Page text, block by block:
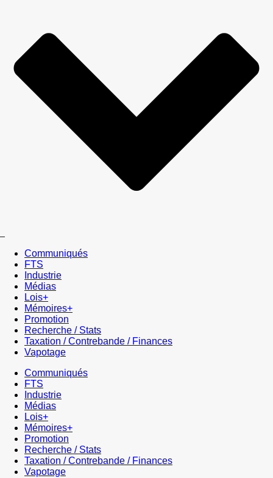
Communiqués
FTS
Industrie
Médias
Lois+
Mémoires+
Promotion
Recherche / Stats
Taxation / Contrebande / Finances
Vapotage
Communiqués
FTS
Industrie
Médias
Lois+
Mémoires+
Promotion
Recherche / Stats
Taxation / Contrebande / Finances
Vapotage